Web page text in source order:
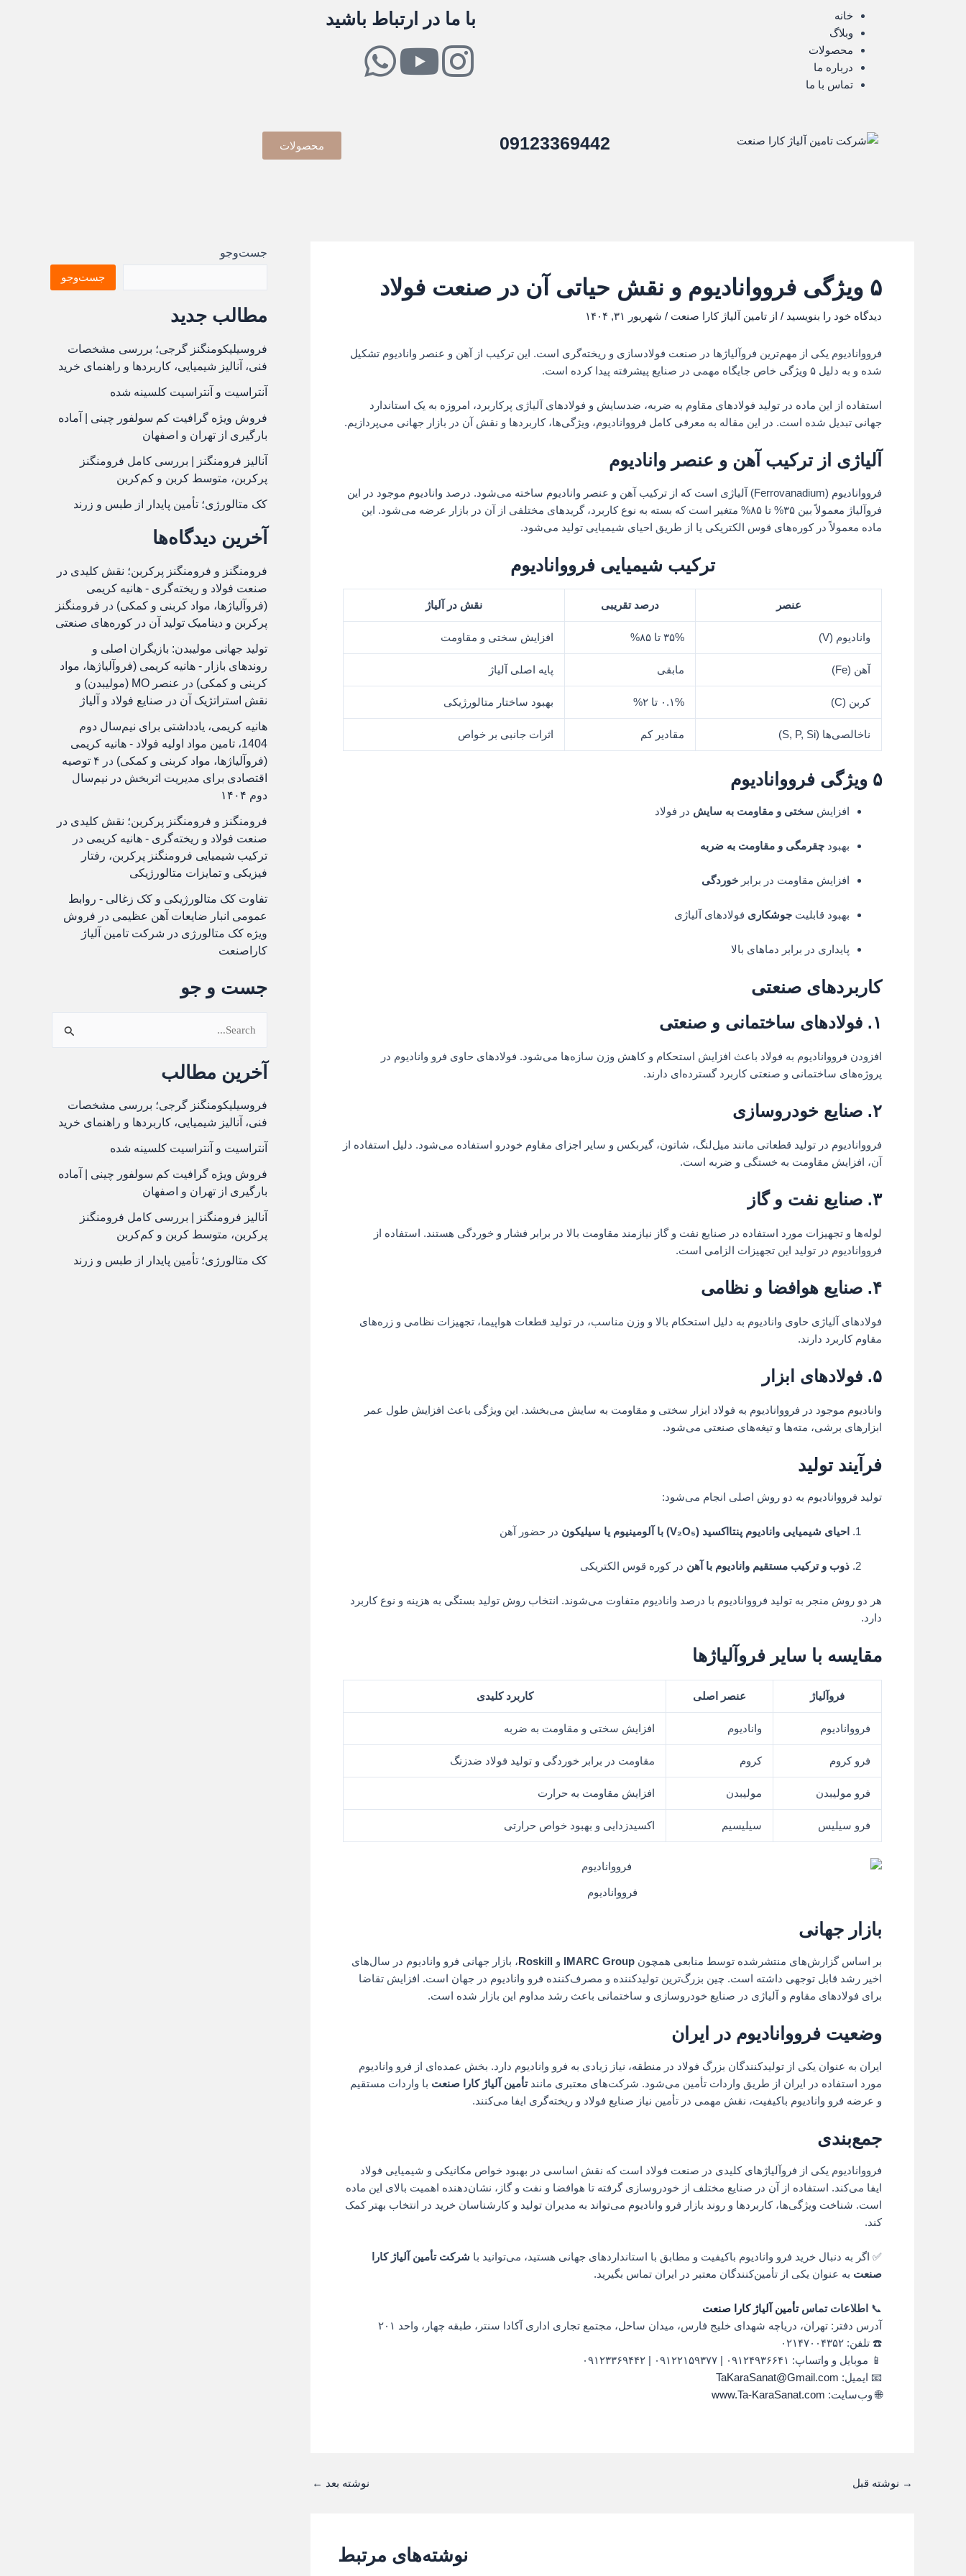
خانه
وبلاگ
محصولات
درباره ما
تماس با ما
با ما در ارتباط باشید
I
r
m
Y
e
W
09123369442 محصولات
۵ ویژگی فرووانادیوم و نقش حیاتی آن در صنعت فولاد
دیدگاه‌ خود را بنویسید / از تامین آلیاژ کارا صنعت / شهریور ۳۱, ۱۴۰۴
فرووانادیوم یکی از مهم‌ترین فروآلیاژها در صنعت فولادسازی و ریخته‌گری است. این ترکیب از آهن و عنصر وانادیوم تشکیل
شده و به دلیل ۵ ویژگی خاص جایگاه مهمی در صنایع پیشرفته پیدا کرده است.
استفاده از این ماده در تولید فولادهای مقاوم به ضربه، ضدسایش و فولادهای آلیاژی پرکاربرد، امروزه به یک استاندارد
جهانی تبدیل شده است. در این مقاله به معرفی کامل فرووانادیوم، ویژگی‌ها، کاربردها و نقش آن در بازار جهانی می‌پردازیم.
آلیاژی از ترکیب آهن و عنصر وانادیوم
فرووانادیوم (Ferrovanadium) آلیاژی است که از ترکیب آهن و عنصر وانادیوم ساخته می‌شود. درصد وانادیوم موجود در این
فروآلیاژ معمولاً بین ۳۵% تا ۸۵% متغیر است که بسته به نوع کاربرد، گریدهای مختلفی از آن در بازار عرضه می‌شود. این
ماده معمولاً در کوره‌های قوس الکتریکی یا از طریق احیای شیمیایی تولید می‌شود.
ترکیب شیمیایی فرووانادیوم
عنصر درصد تقریبی نقش در آلیاژ
وانادیوم (V) ۳۵% تا ۸۵% افزایش سختی و مقاومت
آهن (Fe) مابقی پایه اصلی آلیاژ
کربن (C) ۰.۱% تا ۲% بهبود ساختار متالورژیکی
ناخالصی‌ها (S, P, Si) مقادیر کم اثرات جانبی بر خواص
۵ ویژگی‌ فرووانادیوم
افزایش سختی و مقاومت به سایش در فولاد
بهبود چقرمگی و مقاومت به ضربه
افزایش مقاومت در برابر خوردگی
بهبود قابلیت جوشکاری فولادهای آلیاژی
پایداری در برابر دماهای بالا
کاربردهای صنعتی
۱. فولادهای ساختمانی و صنعتی
افزودن فرووانادیوم به فولاد باعث افزایش استحکام و کاهش وزن سازه‌ها می‌شود. فولادهای حاوی فرو وانادیوم در
پروژه‌های ساختمانی و صنعتی کاربرد گسترده‌ای دارند.
۲. صنایع خودروسازی
فرووانادیوم در تولید قطعاتی مانند میل‌لنگ، شاتون، گیربکس و سایر اجزای مقاوم خودرو استفاده می‌شود. دلیل استفاده از
آن، افزایش مقاومت به خستگی و ضربه است.
۳. صنایع نفت و گاز
لوله‌ها و تجهیزات مورد استفاده در صنایع نفت و گاز نیازمند مقاومت بالا در برابر فشار و خوردگی هستند. استفاده از
فرووانادیوم در تولید این تجهیزات الزامی است.
۴. صنایع هوافضا و نظامی
فولادهای آلیاژی حاوی وانادیوم به دلیل استحکام بالا و وزن مناسب، در تولید قطعات هواپیما، تجهیزات نظامی و زره‌های
مقاوم کاربرد دارند.
۵. فولادهای ابزار
وانادیوم موجود در فرووانادیوم به فولاد ابزار سختی و مقاومت به سایش می‌بخشد. این ویژگی باعث افزایش طول عمر
ابزارهای برشی، مته‌ها و تیغه‌های صنعتی می‌شود.
فرآیند تولید
تولید فرووانادیوم به دو روش اصلی انجام می‌شود:
احیای شیمیایی وانادیوم پنتااکسید (V₂O₅) با آلومینیوم یا سیلیکون در حضور آهن
ذوب و ترکیب مستقیم وانادیوم با آهن در کوره قوس الکتریکی
هر دو روش منجر به تولید فرووانادیوم با درصد وانادیوم متفاوت می‌شوند. انتخاب روش تولید بستگی به هزینه و نوع کاربرد
دارد.
مقایسه با سایر فروآلیاژها
فروآلیاژ عنصر اصلی کاربرد کلیدی
فرووانادیوم وانادیوم افزایش سختی و مقاومت به ضربه
فرو کروم کروم مقاومت در برابر خوردگی و تولید فولاد ضدزنگ
فرو مولیبدن مولیبدن افزایش مقاومت به حرارت
فرو سیلیس سیلیسیم اکسیدزدایی و بهبود خواص حرارتی
فرووانادیوم
بازار جهانی
بر اساس گزارش‌های منتشرشده توسط منابعی همچون IMARC Group و Roskill، بازار جهانی فرو وانادیوم در سال‌های
اخیر رشد قابل توجهی داشته است. چین بزرگ‌ترین تولیدکننده و مصرف‌کننده فرو وانادیوم در جهان است. افزایش تقاضا
برای فولادهای مقاوم و آلیاژی در صنایع خودروسازی و ساختمانی باعث رشد مداوم این بازار شده است.
وضعیت فرووانادیوم در ایران
ایران به عنوان یکی از تولیدکنندگان بزرگ فولاد در منطقه، نیاز زیادی به فرو وانادیوم دارد. بخش عمده‌ای از فرو وانادیوم
مورد استفاده در ایران از طریق واردات تأمین می‌شود. شرکت‌های معتبری مانندتأمین آلیاژ کارا صنعت با واردات مستقیم
و عرضه فرو وانادیوم باکیفیت، نقش مهمی در تأمین نیاز صنایع فولاد و ریخته‌گری ایفا می‌کنند.
جمع‌بندی
فرووانادیوم یکی از فروآلیاژهای کلیدی در صنعت فولاد است که نقش اساسی در بهبود خواص مکانیکی و شیمیایی فولاد
ایفا می‌کند. استفاده از آن در صنایع مختلف از خودروسازی گرفته تا هوافضا و نفت و گاز، نشان‌دهنده اهمیت بالای این ماده
است. شناخت ویژگی‌ها، کاربردها و روند بازار فرو وانادیوم می‌تواند به مدیران تولید و کارشناسان خرید در انتخاب بهتر کمک
کند.
✅ اگر به دنبال خرید فرو وانادیوم باکیفیت و مطابق با استانداردهای جهانی هستید، می‌توانید با شرکت تأمین آلیاژ کارا
صنعت به عنوان یکی از تأمین‌کنندگان معتبر در ایران تماس بگیرید.
📞 اطلاعات تماستأمین آلیاژ کارا صنعت
آدرس دفتر: تهران، دریاچه شهدای خلیج فارس، میدان ساحل، مجتمع تجاری اداری آکادا سنتر، طبقه چهار، واحد ۲۰۱
☎️ تلفن: ۰۲۱۴۷۰۰۴۳۵۲
📱 موبایل و واتساپ: ۰۹۱۲۴۹۳۶۶۴۱ | ۰۹۱۲۲۱۵۹۳۷۷ | ۰۹۱۲۳۳۶۹۴۴۲
📧 ایمیل: TaKaraSanat@Gmail.com
🌐 وب‌سایت: www.Ta-KaraSanat.com
→ نوشته قبل نوشته بعد ←
نوشته‌های مرتبط
جست‌وجو
جست‌وجو
مطالب جدید
فروسیلیکومنگنز گرجی؛ بررسی مشخصات
فنی، آنالیز شیمیایی، کاربردها و راهنمای خرید
آنتراسیت و آنتراسیت کلسینه شده
فروش ویژه گرافیت کم سولفور چینی | آماده
بارگیری از تهران و اصفهان
آنالیز فرومنگنز | بررسی کامل فرومنگنز
پرکربن، متوسط کربن و کم‌کربن
کک متالورژی؛ تأمین پایدار از طبس و زرند
آخرین دیدگاه‌ها
فرومنگنز و فرومنگنز پرکربن؛ نقش کلیدی در
صنعت فولاد و ریخته‌گری - هانیه کریمی
(فروآلیاژها، مواد کربنی و کمکی) در فرومنگنز
پرکربن و دینامیک تولید آن در کوره‌های صنعتی
تولید جهانی مولیبدن: بازیگران اصلی و
روندهای بازار - هانیه کریمی (فروآلیاژها، مواد
کربنی و کمکی) در
عنصر MO (مولیبدن) و
نقش استراتژیک آن در صنایع فولاد و آلیاژ
هانیه کریمی، یادداشتی برای نیم‌سال دوم
1404، تامین مواد اولیه فولاد - هانیه کریمی
(فروآلیاژها، مواد کربنی و کمکی) در
۴ توصیه
اقتصادی برای مدیریت اثربخش در نیم‌سال
دوم ۱۴۰۴
فرومنگنز و فرومنگنز پرکربن؛ نقش کلیدی در
صنعت فولاد و ریخته‌گری - هانیه کریمی در
ترکیب شیمیایی فرومنگنز پرکربن، رفتار
فیزیکی و تمایزات متالورژیکی
تفاوت کک متالورژیکی و کک زغالی - روابط
عمومی انبار ضایعات آهن عظیمی در فروش
ویژه کک متالورژی در شرکت تامین آلیاژ
کاراصنعت
جست و جو
ت
ج
و
ر
ا
ی
:
آخرین مطالب
فروسیلیکومنگنز گرجی؛ بررسی مشخصات
فنی، آنالیز شیمیایی، کاربردها و راهنمای خرید
آنتراسیت و آنتراسیت کلسینه شده
فروش ویژه گرافیت کم سولفور چینی | آماده
بارگیری از تهران و اصفهان
آنالیز فرومنگنز | بررسی کامل فرومنگنز
پرکربن، متوسط کربن و کم‌کربن
کک متالورژی؛ تأمین پایدار از طبس و زرند